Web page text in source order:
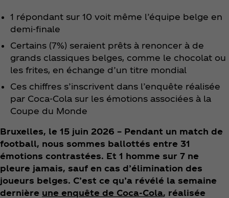
1 répondant sur 10 voit même l’équipe belge en
demi-finale
Certains (7%) seraient prêts à renoncer à de
grands classiques belges, comme le chocolat ou
les frites, en échange d’un titre mondial
Ces chiffres s’inscrivent dans l’enquête réalisée
par Coca‑Cola sur les émotions associées à la
Coupe du Monde
Bruxelles, le 15 juin 2026 – Pendant un match de
football, nous sommes ballottés entre 31
émotions contrastées. Et 1 homme sur 7 ne
pleure jamais, sauf en cas d’élimination des
joueurs belges. C’est ce qu’a révélé la semaine
dernière une enquête de Coca‑Cola, réalisée